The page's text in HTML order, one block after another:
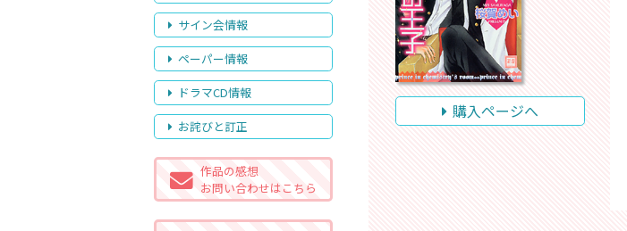
購入ページへ
サイン会情報
ペーパー情報
ドラマCD情報
お詫びと訂正
作品の感想
お問い合わせはこちら